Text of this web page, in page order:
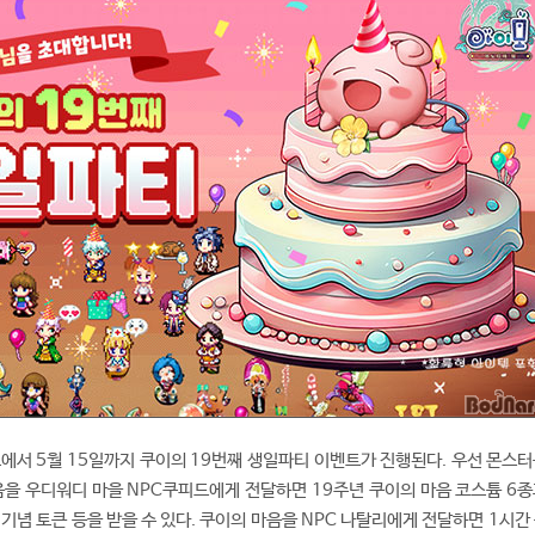
서 5월 15일까지 쿠이의 19번째 생일파티 이벤트가 진행된다. 우선 몬스
우디워디 마을 NPC쿠피드에게 전달하면 19주년 쿠이의 마음 코스튬 6
념 토큰 등을 받을 수 있다. 쿠이의 마음을 NPC 나탈리에게 전달하면 1시간